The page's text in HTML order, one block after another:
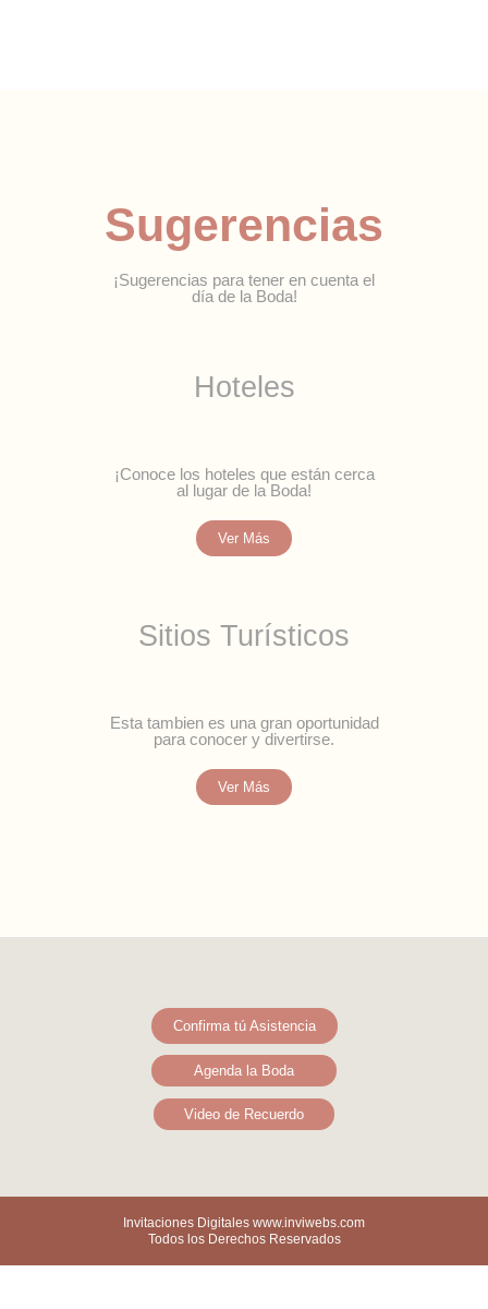
Sugerencias
¡Sugerencias para tener en cuenta el
día de la Boda!
Hoteles
¡Conoce los hoteles que están cerca
al lugar de la Boda!
Ver Más
Sitios Turísticos
Esta tambien es una gran oportunidad
para conocer y divertirse.
Ver Más
Confirma tú Asistencia
Agenda la Boda
Video de Recuerdo
Invitaciones Digitales www.inviwebs.com
Todos los Derechos Reservados